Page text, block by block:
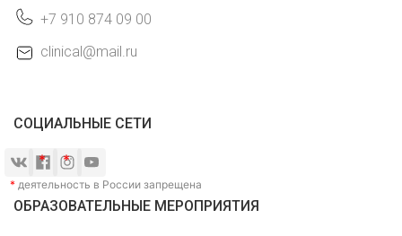
+7 910 874 09 00
clinical@mail.ru
СОЦИАЛЬНЫЕ СЕТИ
* деятельность в России запрещена
ОБРАЗОВАТЕЛЬНЫЕ МЕРОПРИЯТИЯ